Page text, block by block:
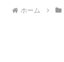
ホーム